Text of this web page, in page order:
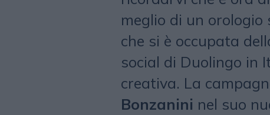
meglio di un orologio
che si è occupata
social di Duolingo in
creativa. La
Bonzanini nel suo